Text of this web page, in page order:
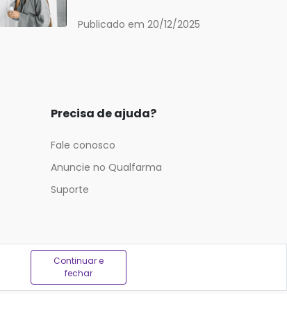
Publicado em 20/12/2025
Precisa de ajuda?
Fale conosco
Anuncie no Qualfarma
Suporte
Continuar e
fechar